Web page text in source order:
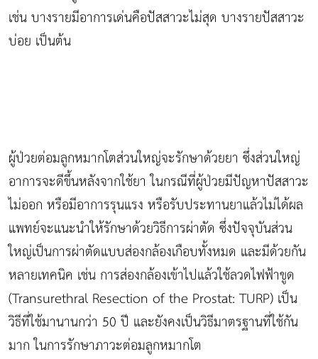
เช่น บางรายมีอาการเด่นคือปัสสาวะไม่สุด บางรายปัสสาวะ
บ่อย เป็นต้น
ผู้ป่วยต่อมลูกหมากโตส่วนใหญ่จะรักษาด้วยยา ซึ่งส่วนใหญ่
อาการจะดีขึ้นหลังจากใช้ยา ในกรณีที่ผู้ป่วยมีปัญหาปัสสาวะ
ไม่ออก หรือมีอาการรุนแรง หรือรับประทานยาแล้วไม่ได้ผล
แพทย์จะแนะนำให้รักษาด้วยวิธีการผ่าตัด ซึ่งปัจจุบันส่วน
ใหญ่เป็นการผ่าตัดแบบส่องกล้องเกือบทั้งหมด และมีด้วยกัน
หลายเทคนิค เช่น การส่องกล้องเข้าไปแล้วใช้ลวดไฟฟ้าขูด
(Transurethral Resection of the Prostat: TURP) เป็น
วิธีที่ใช้มานานกว่า 50 ปี และยังคงเป็นวิธีมาตรฐานที่ใช้กัน
มาก ในการรักษาภาวะต่อมลูกหมากโต